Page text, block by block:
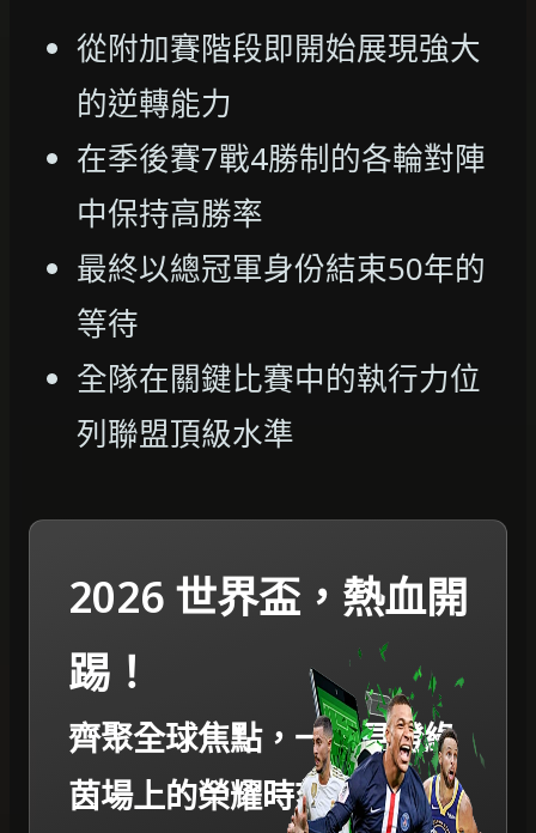
從附加賽階段即開始展現強大
的逆轉能力
在季後賽7戰4勝制的各輪對陣
中保持高勝率
最終以總冠軍身份結束50年的
等待
全隊在關鍵比賽中的執行力位
列聯盟頂級水準
2026 世界盃，熱血開
踢！
齊聚全球焦點，一起見證綠
茵場上的榮耀時刻。